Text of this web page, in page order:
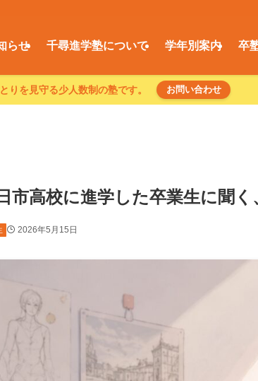
らせ 千尋進学塾について 学年別案内 卒
りを見守る少人数制の塾です。 お問い合わせ
市高校に進学した卒業生に聞
2026年5月15日